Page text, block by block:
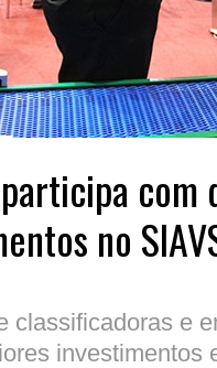
no
classificadoras e
investimentos